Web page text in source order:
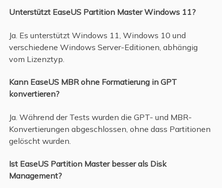
Unterstützt EaseUS Partition Master Windows 11?
Ja. Es unterstützt Windows 11, Windows 10 und
verschiedene Windows Server-Editionen, abhängig
vom Lizenztyp.
Kann EaseUS MBR ohne Formatierung in GPT
konvertieren?
Ja. Während der Tests wurden die GPT- und MBR-
Konvertierungen abgeschlossen, ohne dass Partitionen
gelöscht wurden.
Ist EaseUS Partition Master besser als Disk
Management?